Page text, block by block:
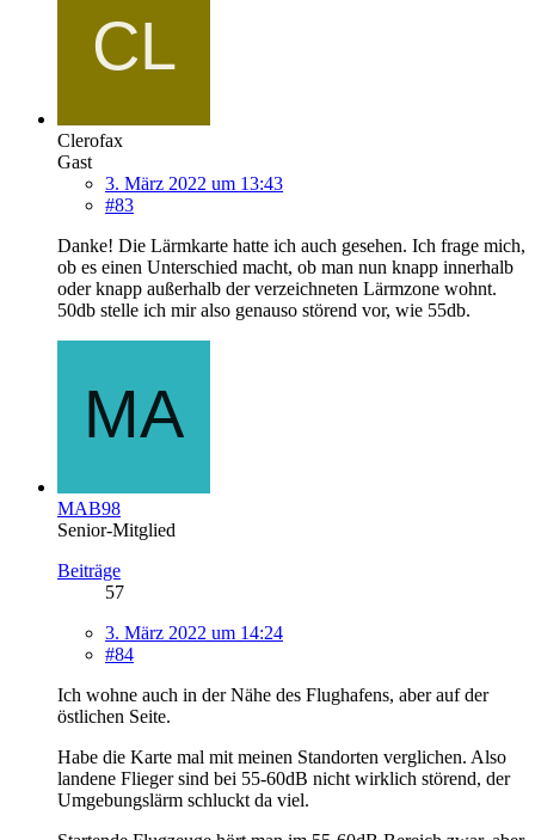
Clerofax
Gast
3. März 2022 um 13:43
#83
Danke! Die Lärmkarte hatte ich auch gesehen. Ich frage mich,
ob es einen Unterschied macht, ob man nun knapp innerhalb
oder knapp außerhalb der verzeichneten Lärmzone wohnt.
50db stelle ich mir also genauso störend vor, wie 55db.
MAB98
Senior-Mitglied
Beiträge
57
3. März 2022 um 14:24
#84
Ich wohne auch in der Nähe des Flughafens, aber auf der
östlichen Seite.
Habe die Karte mal mit meinen Standorten verglichen. Also
landene Flieger sind bei 55-60dB nicht wirklich störend, der
Umgebungslärm schluckt da viel.